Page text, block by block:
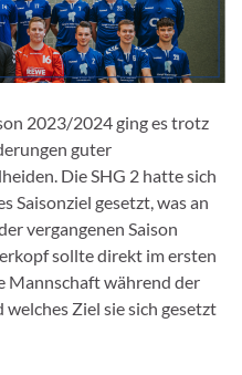
2023/2024 ging es trotz
guter
Die SHG 2 hatte sich
Saisonziel gesetzt, was an
vergangenen Saison
sollte direkt im ersten
Mannschaft während der
Ziel sie sich gesetzt